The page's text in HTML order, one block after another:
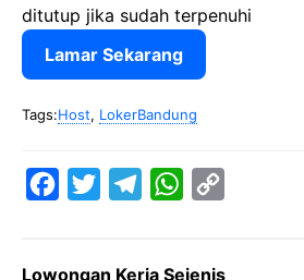
ditutup jika sudah terpenuhi
Lamar Sekarang
Tags:Host, LokerBandung
W
Lowongan Kerja Sejenis